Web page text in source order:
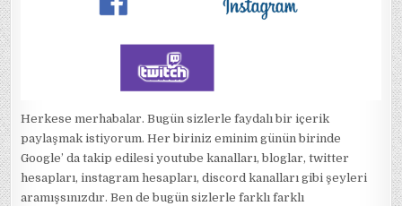
Herkese merhabalar. Bugün sizlerle faydalı bir içerik
paylaşmak istiyorum. Her biriniz eminim günün birinde
Google’ da takip edilesi youtube kanalları, bloglar, twitter
hesapları, instagram hesapları, discord kanalları gibi şeyleri
aramışsınızdır. Ben de bugün sizlerle farklı farklı